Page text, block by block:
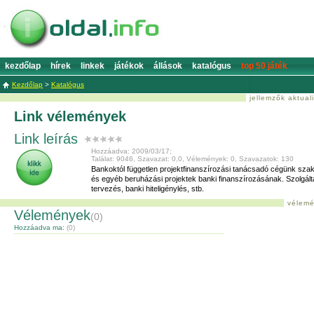
kezdőlap hírek linkek játékok állások katalógus top 50 játék
Kezdőlap > Katalógus
jellemzők
Link vélemények
Link leírás
Hozzáadva: 2009/03/17;
Találat: 9046, Szavazat: 0,0, Vélemények: 0, Szavazatok: 130
Bankoktól független projektfinanszírozási tanácsadó cégünk
és egyéb beruházási projektek banki finanszírozásának.
tervezés, banki hiteligénylés, stb.
Vélemények(0)
Hozzáadva ma: (0)